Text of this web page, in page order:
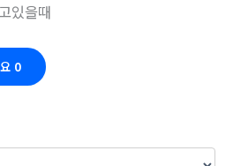
있을때
0